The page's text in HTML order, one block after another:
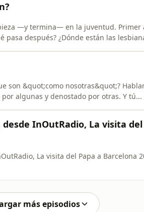
—y termina— en la juventud. Primer
después? ¿Dónde están las
son &quot;como nosotras&quot;?
algunas y denostado por otras. Y tú...
InOutRadio, La visita del
La visita del Papa a Barcelona
más episodios